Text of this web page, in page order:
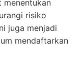
menentukan
risiko
juga menjadi
mendaftarkan